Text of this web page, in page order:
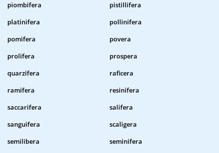
piombifera
pistillifera
platinifera
pollinifera
pomifera
povera
prolifera
prospera
quarzifera
raficera
ramifera
resinifera
saccarifera
salifera
sanguifera
scaligera
semilibera
seminifera